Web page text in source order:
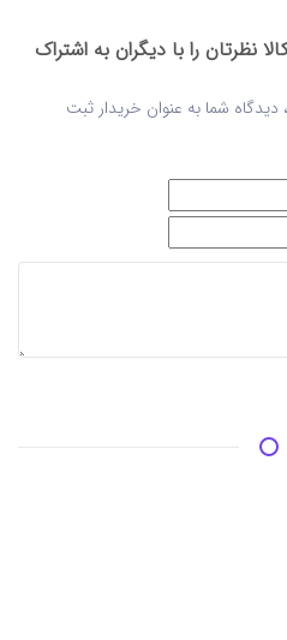
نظرتان را با دیگران به اشتراک
شما به عنوان خریدار ثبت